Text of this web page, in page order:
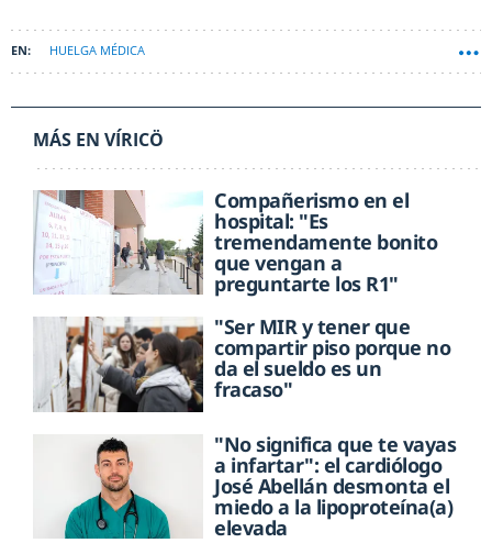
HUELGA MÉDICA
MÁS EN VÍRICÖ
Compañerismo en el
hospital: "Es
tremendamente bonito
que vengan a
preguntarte los R1"
"Ser MIR y tener que
compartir piso porque no
da el sueldo es un
fracaso"
"No significa que te vayas
a infartar": el cardiólogo
José Abellán desmonta el
miedo a la lipoproteína(a)
elevada